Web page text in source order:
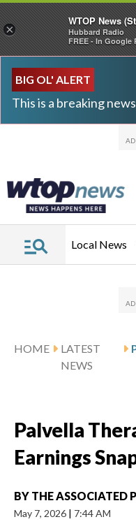
BIG OL' ALERT
This is a breaking
Local News
HOME
LATEST
NEWS
Palvella
Earnings
BY THE ASSOCIATED
May 7, 2026 | 7:44 AM
×
WTOP News
Hubbard Radio
FREE - In Google